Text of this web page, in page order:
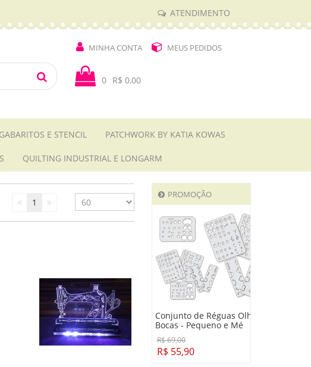
ATENDIMENTO
MINHA CONTA MEUS PEDIDOS
0 R$ 0,00
GABARITOS E STENCIL PATCHWORK BY KATIA KOWAS
QUILTING INDUSTRIAL E LONGARM
1
PROMOÇÃO
Conjunto de Réguas Olhos e
Bocas - Pequeno e Mé
R$ 69,00
R$ 55,90